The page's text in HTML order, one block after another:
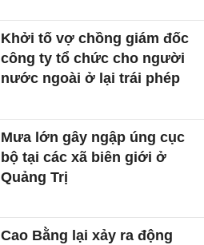
Khởi tố vợ chồng giám đốc
công ty tổ chức cho người
nước ngoài ở lại trái phép
Mưa lớn gây ngập úng cục
bộ tại các xã biên giới ở
Quảng Trị
Cao Bằng lại xảy ra động